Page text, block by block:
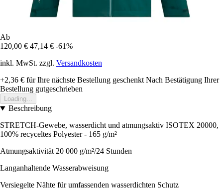
Ab
120,00 € 47,14 € -61%
inkl. MwSt. zzgl. Versandkosten
+2,36 € für Ihre nächste Bestellung geschenkt Nach Bestätigung Ihrer
Bestellung gutgeschrieben
Loading...
Beschreibung
STRETCH-Gewebe, wasserdicht und atmungsaktiv ISOTEX 20000,
100% recyceltes Polyester - 165 g/m²
Atmungsaktivität 20 000 g/m²/24 Stunden
Langanhaltende Wasserabweisung
Versiegelte Nähte für umfassenden wasserdichten Schutz